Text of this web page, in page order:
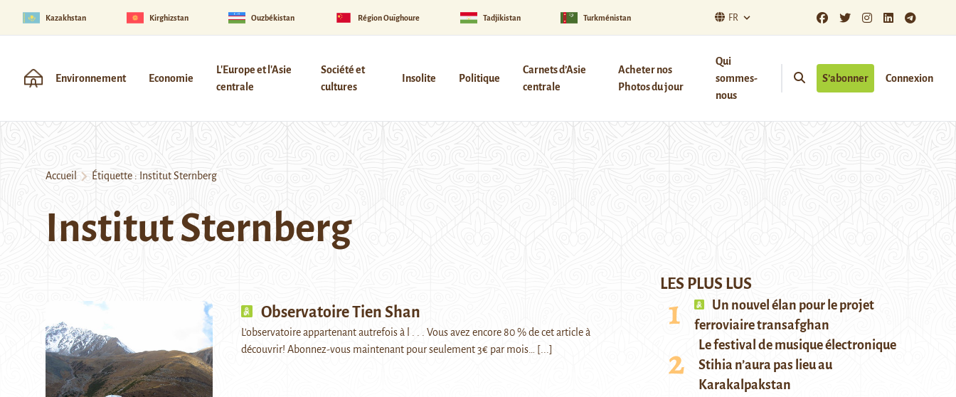
Kazakhstan Kirghizstan Ouzbékistan Région Ouïghoure Tadjikistan Turkménistan FR
Environnement Economie
L'Europe et l'Asie
centrale
Société et
cultures
Insolite Politique
Carnets d’Asie
centrale
Acheter nos
Photos du jour
Qui
sommes-
nous
S’abonner Connexion
Accueil Étiquette : Institut Sternberg
Institut Sternberg
Observatoire Tien Shan
L'observatoire appartenant autrefois à l . . . Vous avez encore 80 % de cet article à
découvrir! Abonnez-vous maintenant pour seulement 3€ par mois…
[...]
LES PLUS LUS
Un nouvel élan pour le projet
ferroviaire transafghan
Le festival de musique électronique
Stihia n’aura pas lieu au
Karakalpakstan